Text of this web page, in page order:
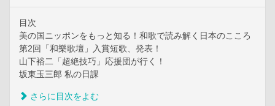
目次
美の国ニッポンをもっと知る！和歌で読み解く日本のこころ
第2回「和樂歌壇」入賞短歌、発表！
山下裕二「超絶技巧」応援団が行く！
坂東玉三郎 私の日課
さらに目次をよむ